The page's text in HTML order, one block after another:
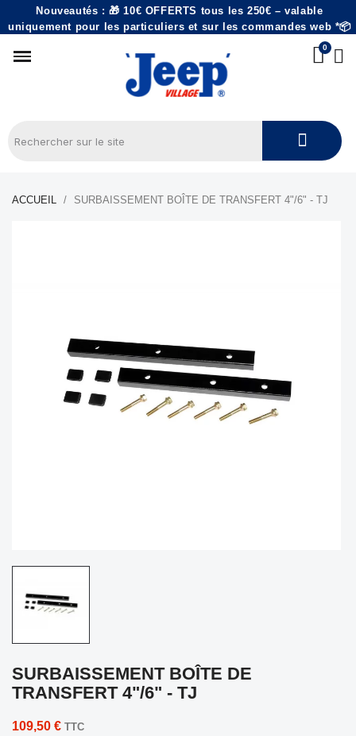
Nouveautés : 🎁 10€ OFFERTS tous les 250€ – valable
uniquement pour les particuliers et sur les commandes web *📦
ACCUEIL SURBAISSEMENT BOÎTE DE TRANSFERT 4"/6" - TJ
SURBAISSEMENT BOÎTE DE
TRANSFERT 4"/6" - TJ
109,50 € TTC